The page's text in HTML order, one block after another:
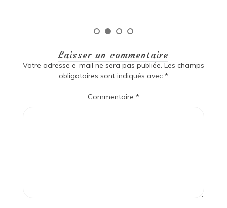
Laisser un commentaire
Votre adresse e-mail ne sera pas publiée. Les champs
obligatoires sont indiqués avec *
Commentaire *